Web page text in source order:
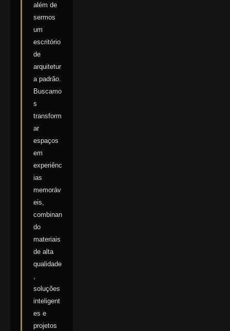
além de
sermos
um
escritório
de
arquitetur
a padrão.
Buscamo
s
transform
ar
espaços
em
experiênc
ias
memoráv
eis,
combinan
do
materiais
de alta
qualidade
soluções
inteligent
es e
projetos